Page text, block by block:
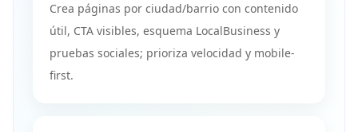
Crea páginas por ciudad/barrio con contenido
útil, CTA visibles, esquema LocalBusiness y
pruebas sociales; prioriza velocidad y mobile-
first.